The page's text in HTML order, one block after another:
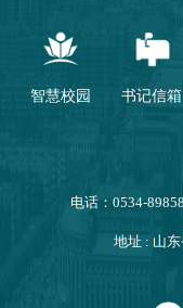
智慧校园 书记信箱
电话：0534-
地址 : 山